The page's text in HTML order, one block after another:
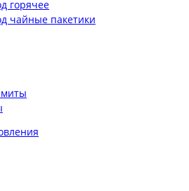
горячее
чайные пакетики